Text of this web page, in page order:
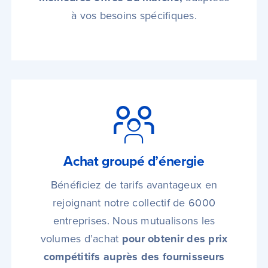
à vos besoins spécifiques.
Achat groupé d’énergie
Bénéficiez de tarifs avantageux en
rejoignant notre collectif de 6000
entreprises. Nous mutualisons les
volumes d’achat pour obtenir des prix
compétitifs auprès des fournisseurs